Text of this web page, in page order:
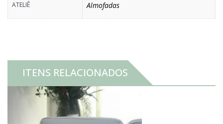
ATELIÊ Almofadas
ITENS RELACIONADOS